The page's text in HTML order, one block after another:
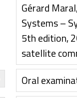
Gérard
Systems –
5th edition,
satellite
Oral